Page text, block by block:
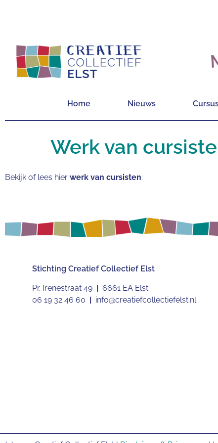
Home Nieuws
Werk van
Bekijk of lees hier werk van cursisten:
Stichting Creatief Collectief Elst
Pr. Irenestraat 49
6661 EA Elst
06 19 32 46 60
info@creatiefcollectiefelst.nl